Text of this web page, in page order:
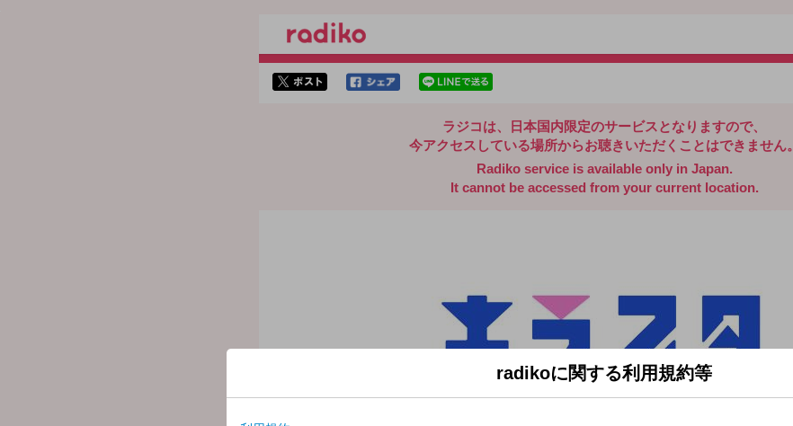
ラジコは、日本国内限定のサービスとなりますので、
今アクセスしている場所からお聴きいただくことはできません。
Radiko service is available only in Japan.
It cannot be accessed from your current location.
radikoに関する利用規約等